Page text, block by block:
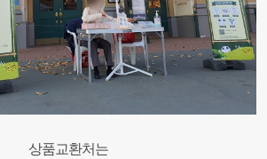
상품교환처는